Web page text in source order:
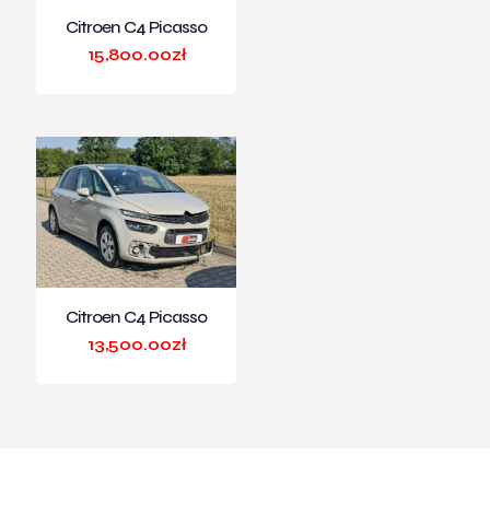
Citroen C4 Picasso
15,800.00zł
Citroen C4 Picasso
13,500.00zł